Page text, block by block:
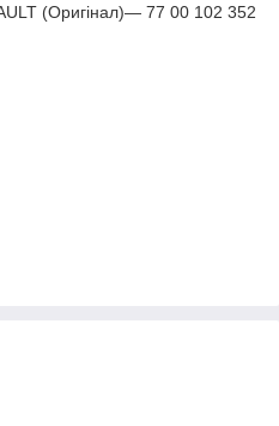
(Оригінал)― 77 00 102 352